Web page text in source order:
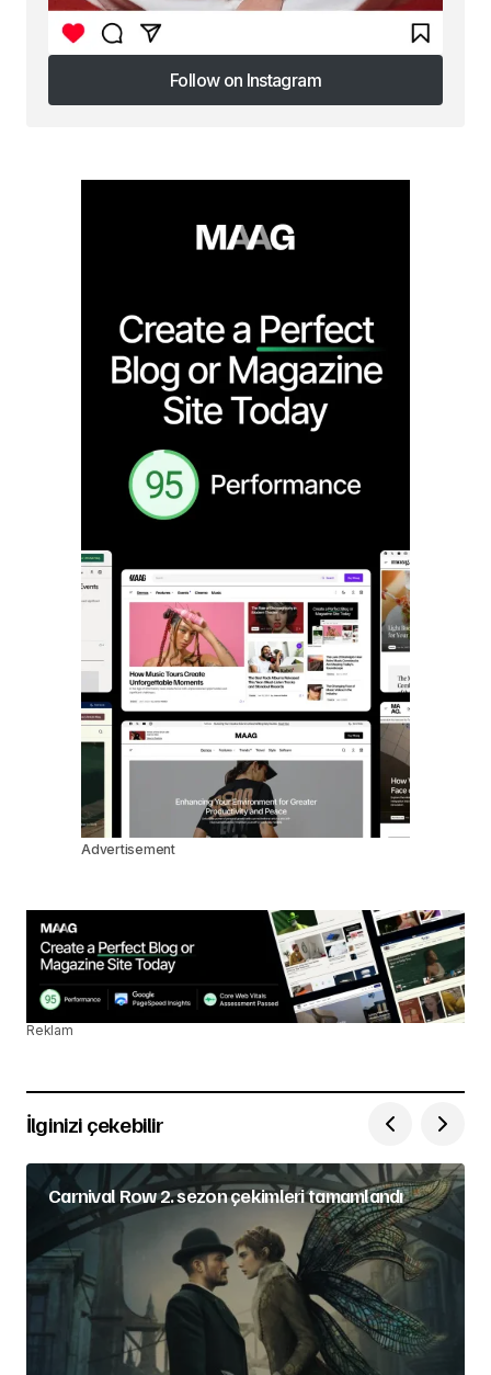
Follow on Instagram
Follow on Instagram
Advertisement
Reklam
İlginizi çekebilir
Carnival Row 2. sezon çekimleri tamamlandı